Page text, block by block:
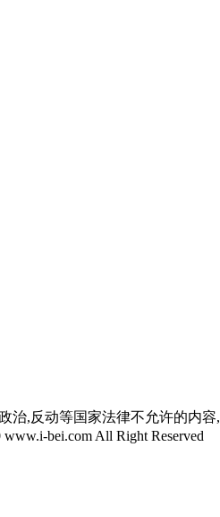
,反动等国家法律不允许的内容
bei.com All Right Reserved